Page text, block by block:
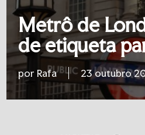
Metrô de
de etiqueta
por Rafa 23 outubro